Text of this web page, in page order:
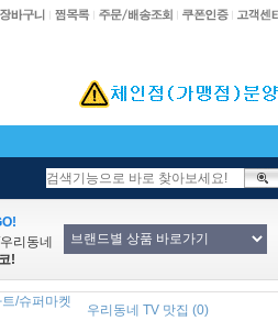
리동네
!
/슈퍼마켓
우리동네 TV 맛집 (0)